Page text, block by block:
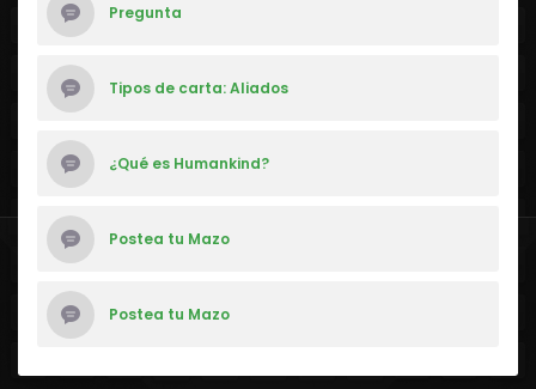
Pregunta
Tipos de carta: Aliados
¿Qué es Humankind?
Postea tu Mazo
Postea tu Mazo